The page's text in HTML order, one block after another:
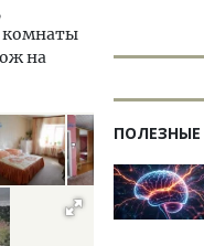
комнаты
на